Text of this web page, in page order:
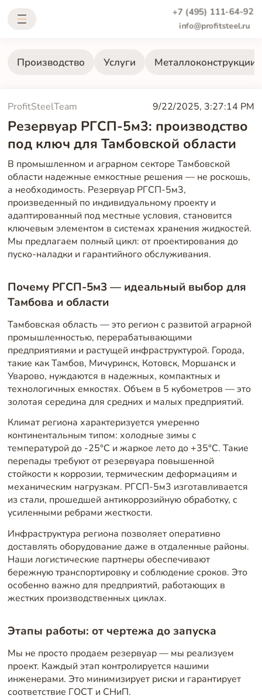
+7 (495) 111-64-92
info@profitsteel.ru
Производство Услуги Металлоконструкции
ProfitSteelTeam 9/22/2025, 3:27:14 PM
Резервуар РГСП-5м3: производство
под ключ для Тамбовской области
В промышленном и аграрном секторе Тамбовской
области надежные емкостные решения — не роскошь,
а необходимость. Резервуар РГСП-5м3,
произведенный по индивидуальному проекту и
адаптированный под местные условия, становится
ключевым элементом в системах хранения жидкостей.
Мы предлагаем полный цикл: от проектирования до
пуско-наладки и гарантийного обслуживания.
Почему РГСП-5м3 — идеальный выбор для
Тамбова и области
Тамбовская область — это регион с развитой аграрной
промышленностью, перерабатывающими
предприятиями и растущей инфраструктурой. Города,
такие как Тамбов, Мичуринск, Котовск, Моршанск и
Уварово, нуждаются в надежных, компактных и
технологичных емкостях. Объем в 5 кубометров — это
золотая середина для средних и малых предприятий.
Климат региона характеризуется умеренно
континентальным типом: холодные зимы с
температурой до -25°C и жаркое лето до +35°C. Такие
перепады требуют от резервуара повышенной
стойкости к коррозии, термическим деформациям и
механическим нагрузкам. РГСП-5м3 изготавливается
из стали, прошедшей антикоррозийную обработку, с
усиленными ребрами жесткости.
Инфраструктура региона позволяет оперативно
доставлять оборудование даже в отдаленные районы.
Наши логистические партнеры обеспечивают
бережную транспортировку и соблюдение сроков. Это
особенно важно для предприятий, работающих в
жестких производственных циклах.
Этапы работы: от чертежа до запуска
Мы не просто продаем резервуар — мы реализуем
проект. Каждый этап контролируется нашими
инженерами. Это минимизирует риски и гарантирует
соответствие ГОСТ и СНиП.